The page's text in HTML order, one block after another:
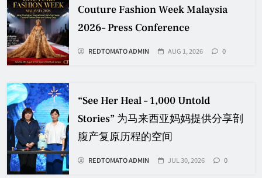
Couture Fashion Week Malaysia
2026– Press Conference
REDTOMATO ADMIN AUG 1, 2026 0
“See Her Heal – 1,000 Untold
Stories” 为马来西亚妈妈提供分享剖
腹产复原历程的空间
REDTOMATO ADMIN JUL 30, 2026 0